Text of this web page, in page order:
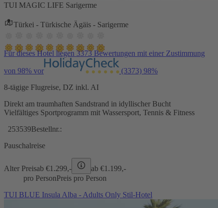
TUI MAGIC LIFE Sarigerme
Türkei - Türkische Ägäis - Sarigerme
Für dieses Hotel liegen 3373 Bewertungen mit einer Zustimmung
von 98% vor (3373) 98%
8-tägige Flugreise, DZ inkl. AI
Direkt am traumhaften Sandstrand in idyllischer Bucht
Vielfältiges Sportprogramm mit Wassersport, Tennis & Fitness
253539Bestellnr.:
Pauschalreise
Alter Preisab €1.299,- ab €1.199,-
pro PersonPreis pro Person
TUI BLUE Insula Alba - Adults Only Stil-Hotel